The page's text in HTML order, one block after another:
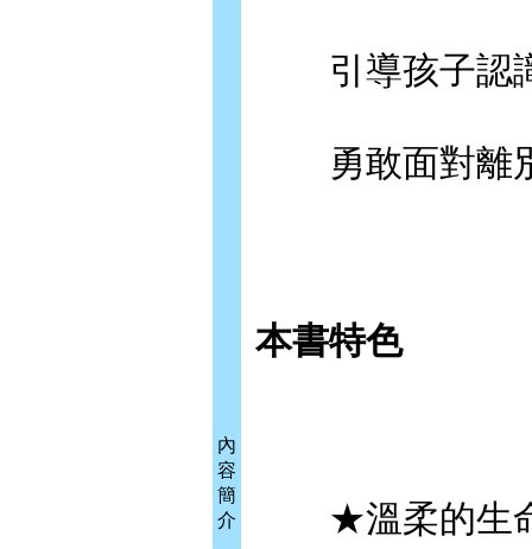
內
容
簡
介
引導孩子認
勇敢面對離
本書特色
★溫柔的生命